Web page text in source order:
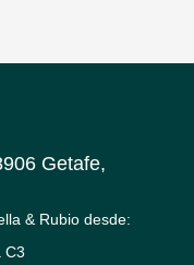
Getafe,
& Rubio desde:
C3